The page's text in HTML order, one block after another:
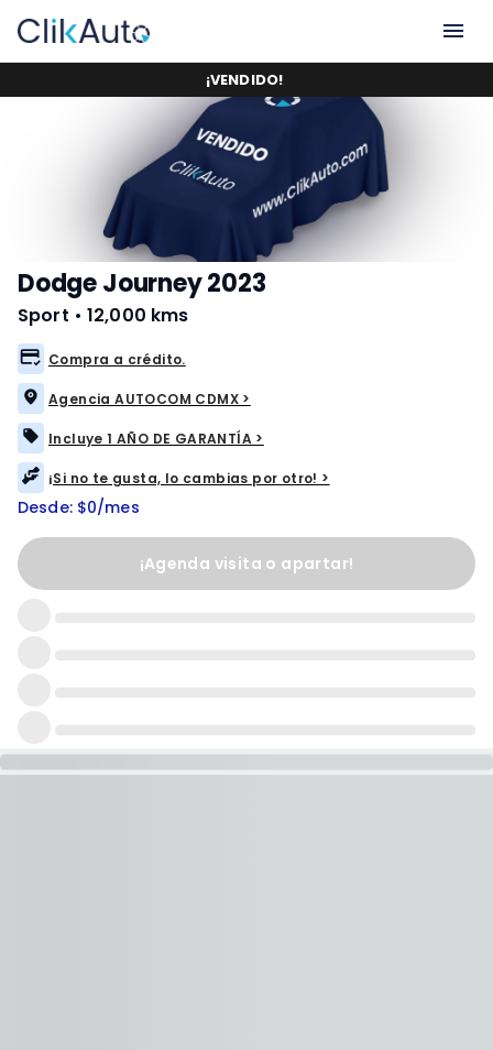
¡VENDIDO!
Dodge Journey 2023
Sport • 12,000 kms
Compra a crédito.
Agencia AUTOCOM CDMX >
Incluye 1 AÑO DE GARANTÍA >
¡Si no te gusta, lo cambias por otro! >
Desde: $0/mes
¡Agenda visita o apartar!